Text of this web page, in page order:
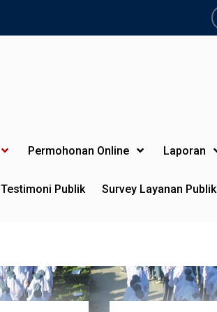
Permohonan Online Laporan
Testimoni Publik Survey Layanan Publik